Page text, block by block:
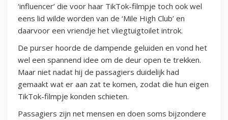
‘influencer’ die voor haar TikTok-filmpje toch ook wel
eens lid wilde worden van de ‘Mile High Club’ en
daarvoor een vriendje het vliegtuigtoilet introk.
De purser hoorde de dampende geluiden en vond het
wel een spannend idee om de deur open te trekken.
Maar niet nadat hij de passagiers duidelijk had
gemaakt wat er aan zat te komen, zodat die hun eigen
TikTok-filmpje konden schieten.
Passagiers zijn net mensen en doen soms bijzondere